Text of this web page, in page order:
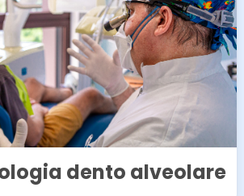
dento alveolare